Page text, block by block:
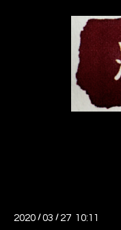
2020 /03 / 27 10:11